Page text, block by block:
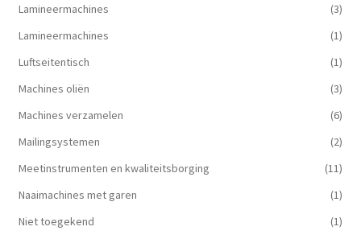
Lamineermachines
(3)
Lamineermachines
(1)
Luftseitentisch
(1)
Machines oliën
(3)
Machines verzamelen
(6)
Mailingsystemen
(2)
Meetinstrumenten en kwaliteitsborging
(11)
Naaimachines met garen
(1)
Niet toegekend
(1)